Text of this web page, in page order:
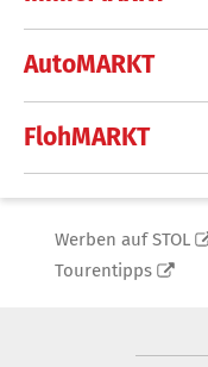
AutoMARKT
FlohMARKT
Werben auf STOL
Tourentipps